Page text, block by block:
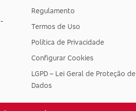
Regulamento
Termos de Uso
Política de Privacidade
Configurar Cookies
LGPD – Lei Geral de Proteção de
Dados